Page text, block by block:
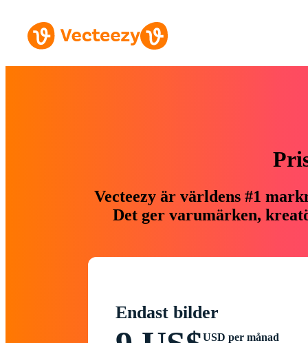
Vecteezy är världens #1
Det ger varumärken,
Endast bilder
USD per månad